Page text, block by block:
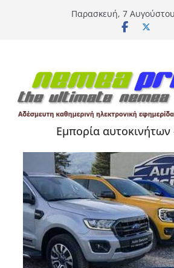
Παρασκευή, 7
Εμπορία